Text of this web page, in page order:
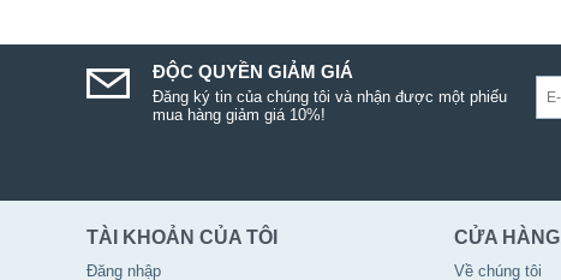
ĐỘC QUYỀN GIẢM GIÁ
Đăng ký tin của chúng tôi và nhận được một phiếu
mua hàng giảm giá 10%!
TÀI KHOẢN CỦA TÔI
Đăng nhập
CỬA HÀNG
Về chúng tôi